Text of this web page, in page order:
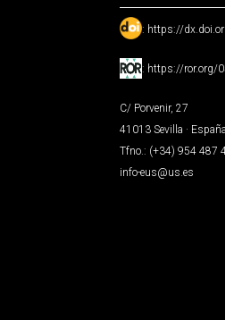
: https://
: https://ror.org/
C/ Porvenir, 27
41013 Sevilla · España
Tfno.: (+34) 954 487
info-eus@us.es